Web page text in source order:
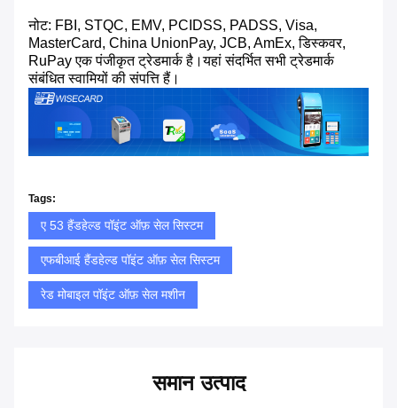
नोट: FBI, STQC, EMV, PCIDSS, PADSS, Visa,
MasterCard, China UnionPay, JCB, AmEx, डिस्कवर,
RuPay एक पंजीकृत ट्रेडमार्क है।यहां संदर्भित सभी ट्रेडमार्क
संबंधित स्वामियों की संपत्ति हैं।
Tags:
ए 53 हैंडहेल्ड पॉइंट ऑफ़ सेल सिस्टम
एफबीआई हैंडहेल्ड पॉइंट ऑफ़ सेल सिस्टम
रेड मोबाइल पॉइंट ऑफ़ सेल मशीन
समान उत्पाद